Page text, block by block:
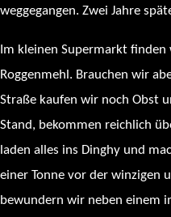
weggegangen. Zwei Jahre
Im kleinen Supermarkt
Roggenmehl. Brauchen wir
Straße kaufen wir noch Obst
Stand, bekommen reichlich
laden alles ins Dinghy und
einer Tonne vor der winzigen
bewundern wir neben einem